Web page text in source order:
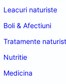
Leacuri naturiste
Boli & Afectiuni
Tratamente
Nutritie
Medicina